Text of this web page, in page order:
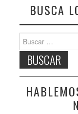
BUSCA
Buscar: